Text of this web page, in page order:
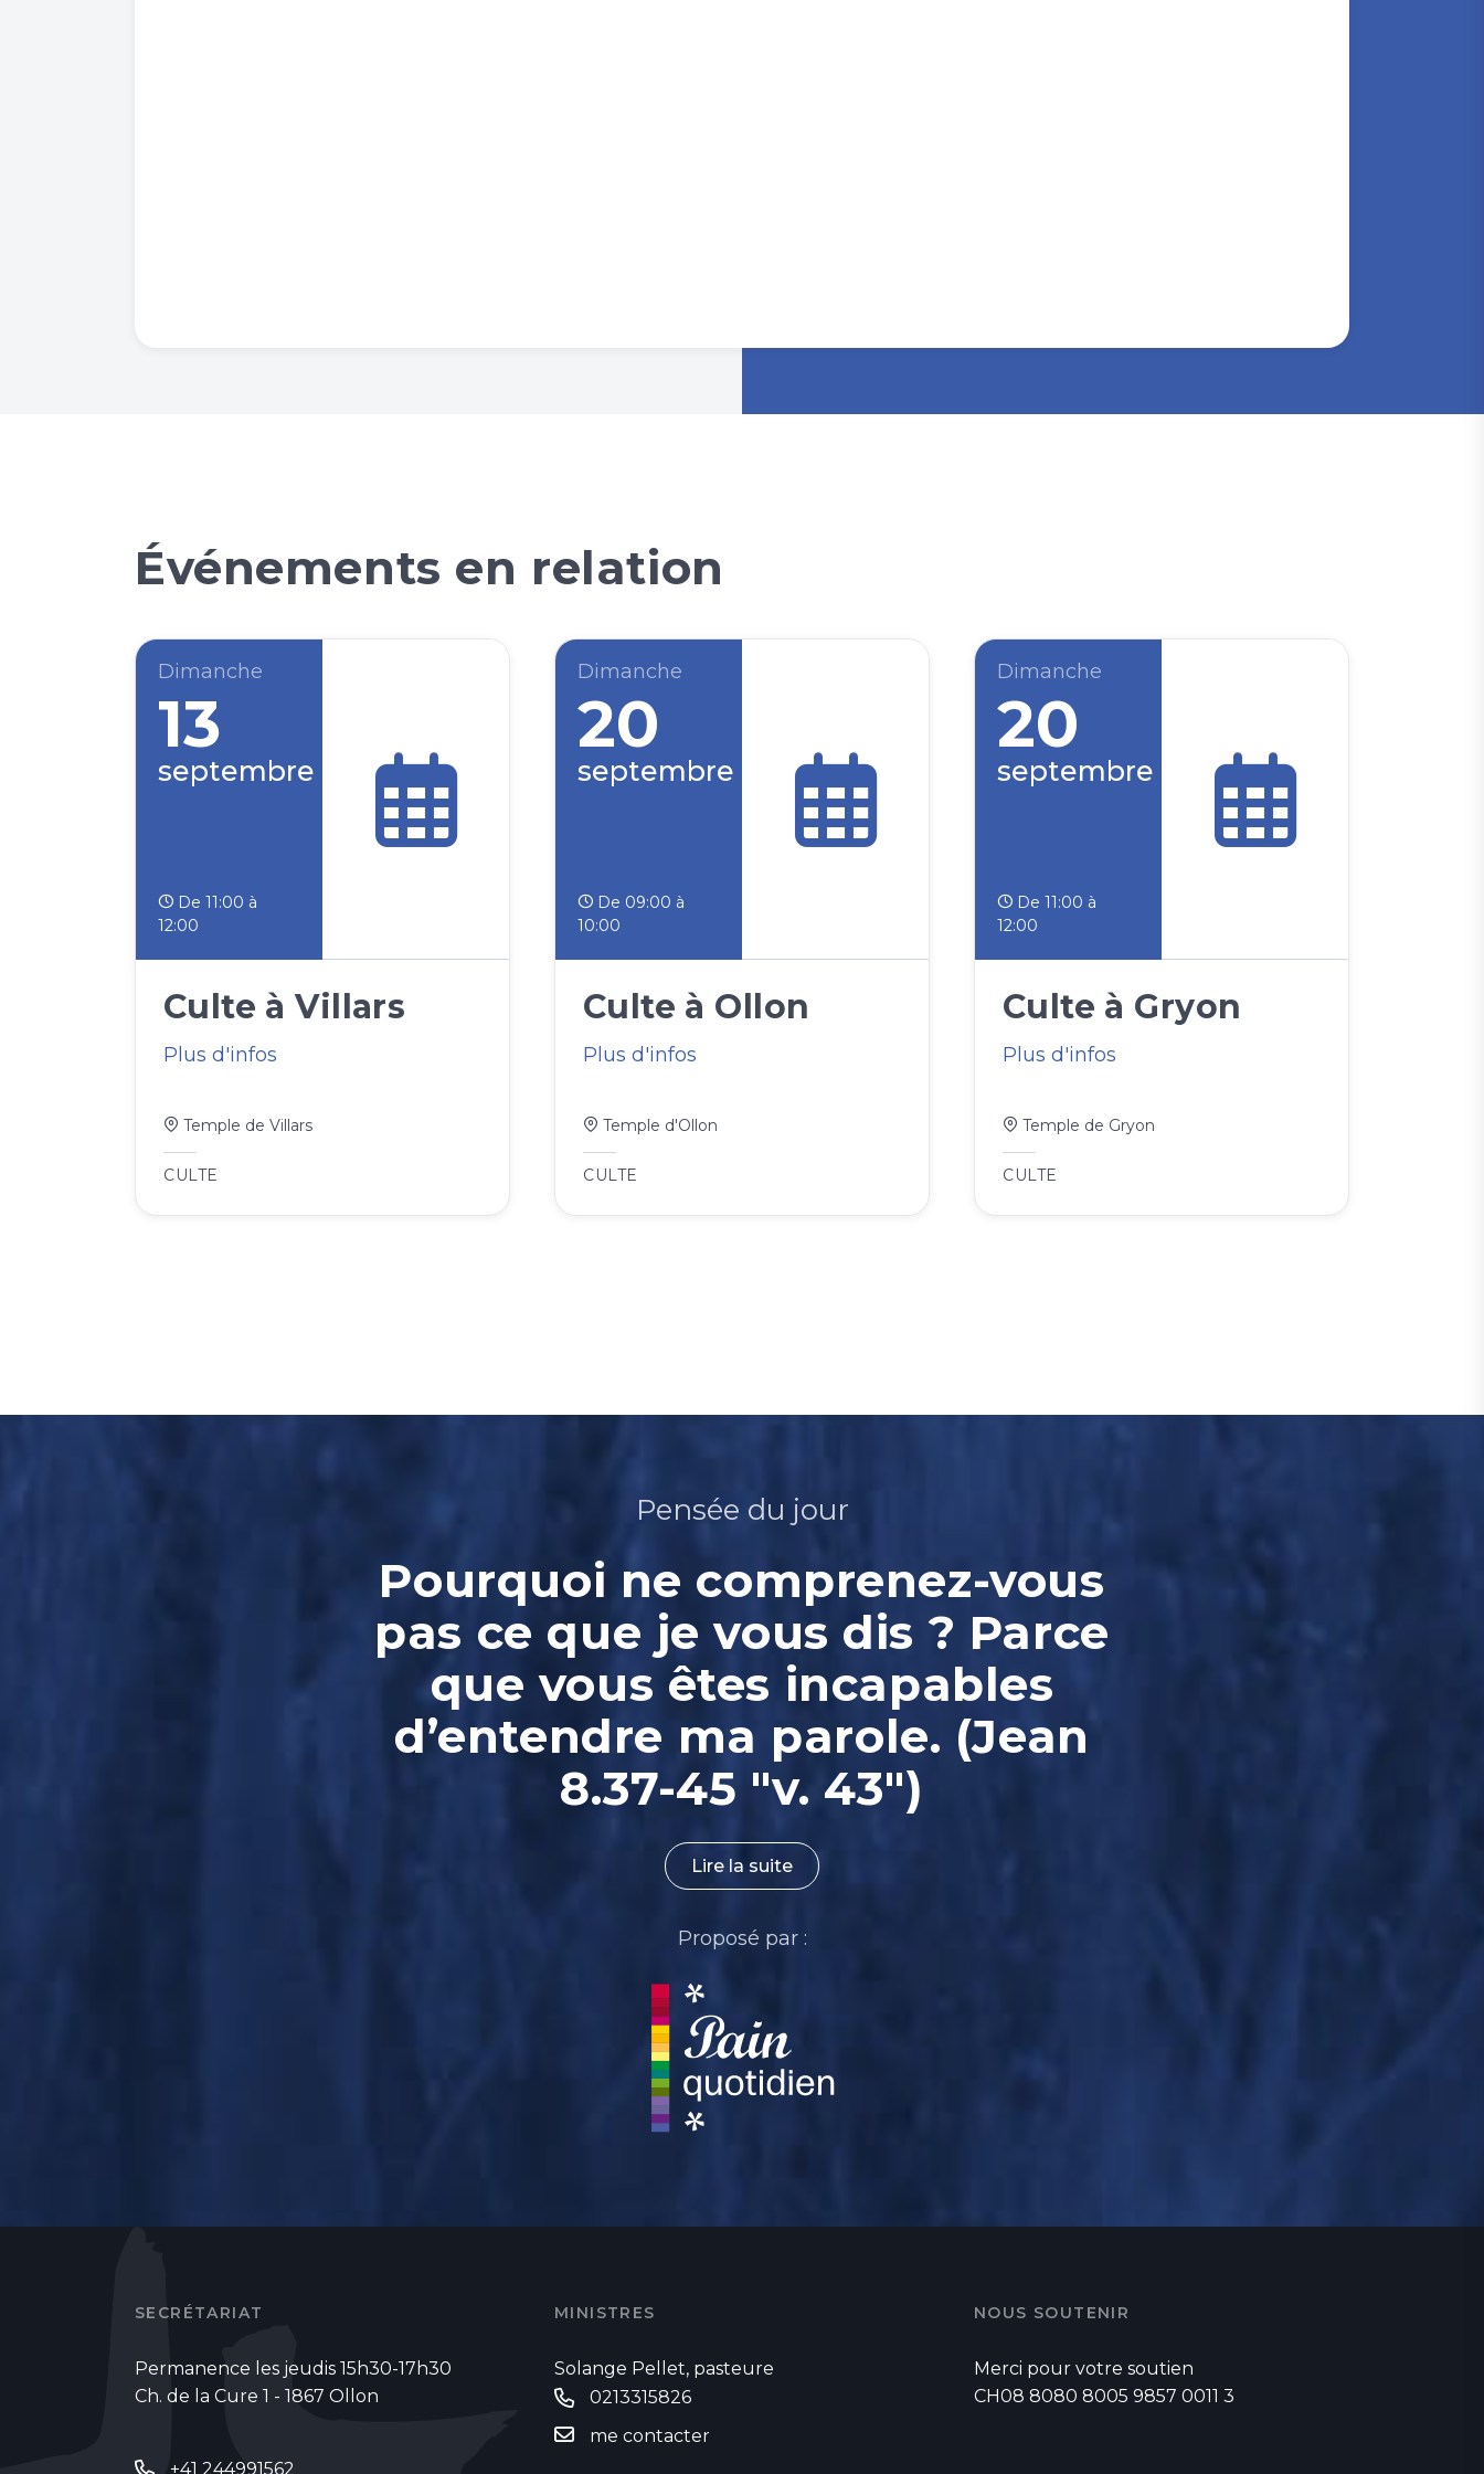
Événements en relation
Dimanche
13
septembre
De 11:00 à
12:00
Culte à Villars
Plus d'infos
Temple de Villars
CULTE
Dimanche
20
septembre
De 09:00 à
10:00
Culte à Ollon
Plus d'infos
Temple d'Ollon
CULTE
Dimanche
20
septembre
De 11:00 à
12:00
Culte à Gryon
Plus d'infos
Temple de Gryon
CULTE
Pensée du jour
Pourquoi ne comprenez-vous
pas ce que je vous dis ? Parce
que vous êtes incapables
d’entendre ma parole. (Jean
8.37-45 "v. 43")
Lire la suite
Proposé par :
SECRÉTARIAT
Permanence les jeudis 15h30-17h30
Ch. de la Cure 1 - 1867 Ollon
+41 244991562
MINISTRES
Solange Pellet, pasteure
0213315826
me contacter
NOUS SOUTENIR
Merci pour votre soutien
CH08 8080 8005 9857 0011 3